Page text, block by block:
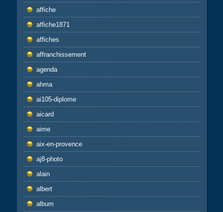
affiche
affiche1871
affiches
affranchissement
agenda
ahma
ai105-diplome
aicard
aime
aix-en-provence
aj8-photo
alain
albert
album